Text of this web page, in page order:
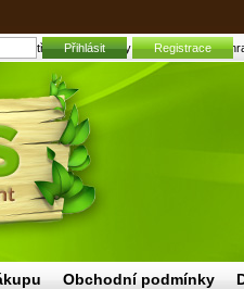
prostředek na podlahy 5L alfaalkohol |
Přihlásit Registrace
Obchodní podmínky